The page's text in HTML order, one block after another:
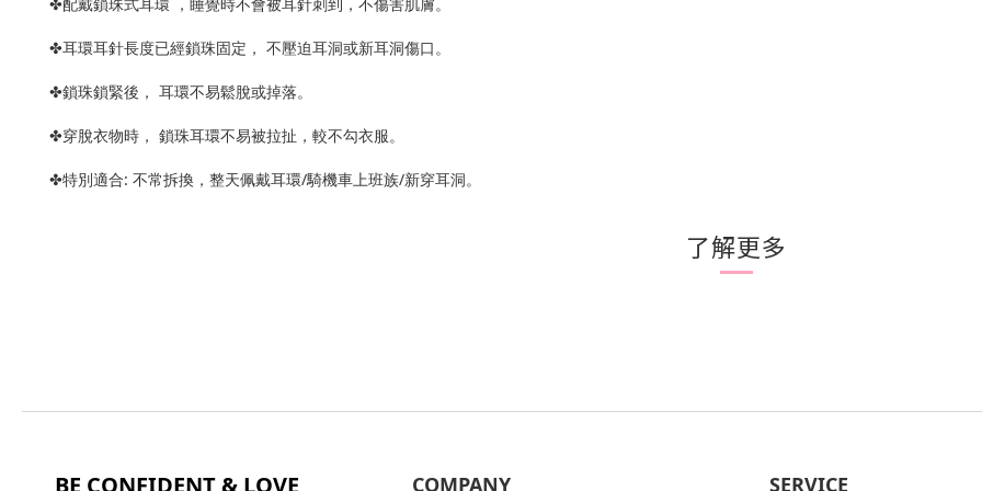
✤耳環耳針長度已經鎖珠固定， 不壓迫耳洞或新耳洞傷口。
✤鎖珠鎖緊後， 耳環不易鬆脫或掉落。
✤穿脫衣物時， 鎖珠耳環不易被拉扯，較不勾衣服。
✤特別適合: 不常拆換，整天佩戴耳環/騎機車上班族/新穿耳洞。
了解更多
BE CONFIDENT & LOVE COMPANY SERVICE